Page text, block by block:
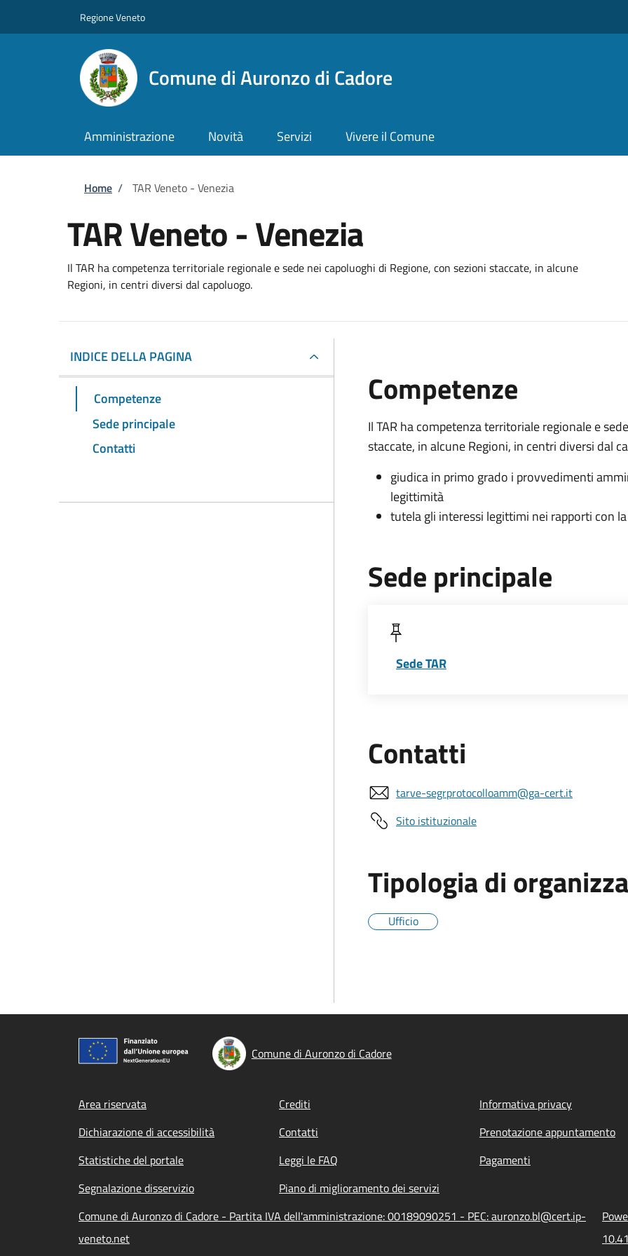
Regione Veneto
Comune di Auronzo di Cadore
Amministrazione Novità Servizi Vivere il Comune
Briciole di pane
Home / TAR Veneto - Venezia
TAR Veneto - Venezia
Il TAR ha competenza territoriale regionale e sede nei capoluoghi di Regione, con sezioni staccate, in alcune
Regioni, in centri diversi dal capoluogo.
INDICE DELLA PAGINA
Competenze
Sede principale
Contatti
Competenze
Il TAR ha competenza territoriale regionale e
staccate, in alcune Regioni, in centri diversi dal
giudica in primo grado i provvedimenti
legittimità
tutela gli interessi legittimi nei rapporti con
Sede principale
Sede TAR
Contatti
tarve-segrprotocolloamm@ga-cert.it
Sito istituzionale
Tipologia di
Ufficio
Comune di Auronzo di Cadore
Footer menu
Area riservata Crediti Informativa privacy
Dichiarazione di accessibilità
Contatti Prenotazione appuntamento
Statistiche del portale
Leggi le FAQ Pagamenti
Segnalazione disservizio
Piano di miglioramento dei servizi
Comune di Auronzo di Cadore - Partita IVA dell'amministrazione: 00189090251 - PEC: auronzo.bl@cert.ip-
veneto.net